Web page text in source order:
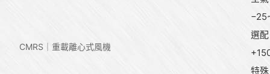
CMRS｜重載離心式風機
選配
特殊